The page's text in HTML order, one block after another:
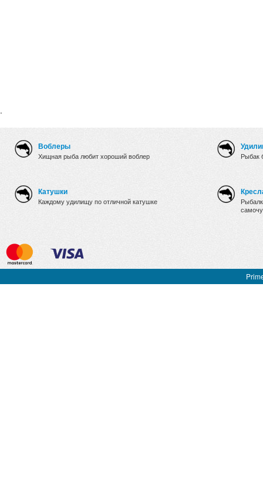
.
Воблеры
Хищная рыба любит хороший воблер
Катушки
Каждому удилищу по отличной катушке
Рыбак